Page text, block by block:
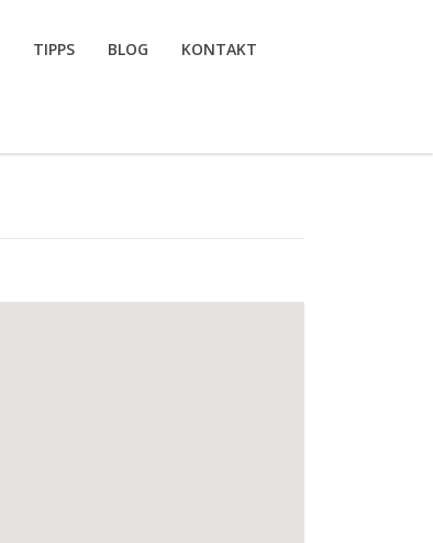
TIPPS BLOG KONTAKT